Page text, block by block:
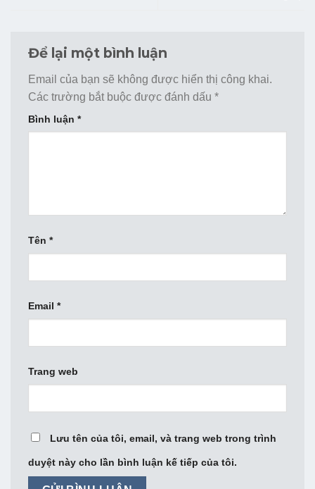
Để lại một bình luận
Email của bạn sẽ không được hiển thị công khai.
Các trường bắt buộc được đánh dấu *
Bình luận *
Tên *
Email *
Trang web
Lưu tên của tôi, email, và trang web trong trình
duyệt này cho lần bình luận kế tiếp của tôi.